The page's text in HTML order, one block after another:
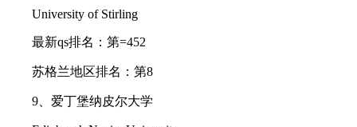
University of Stirling
最新qs排名：第=452
苏格兰地区排名：第8
9、爱丁堡纳皮尔大学